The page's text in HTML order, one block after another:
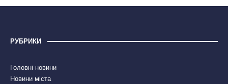
РУБРИКИ
Головні новини
Новини міста